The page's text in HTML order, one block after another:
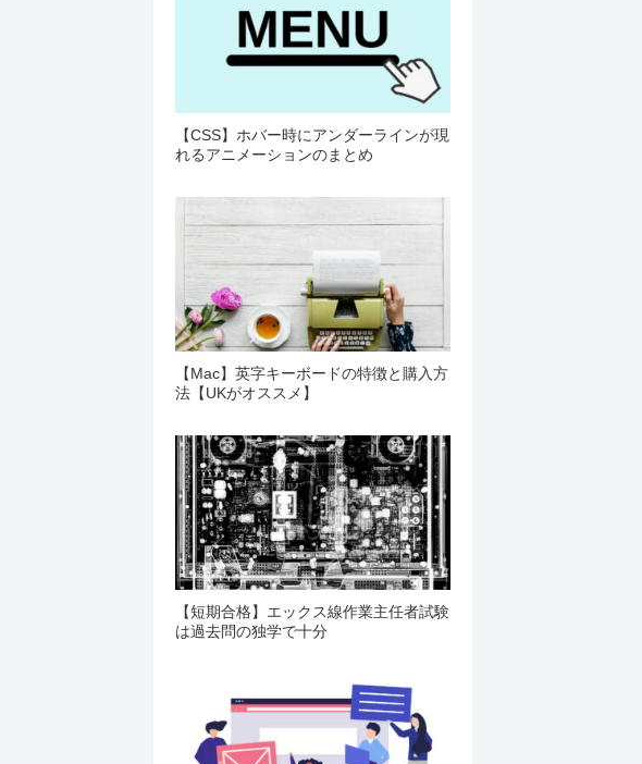
【CSS】ホバー時にアンダーラインが現
れるアニメーションのまとめ
【Mac】英字キーボードの特徴と購入方
法【UKがオススメ】
【短期合格】エックス線作業主任者試験
は過去問の独学で十分